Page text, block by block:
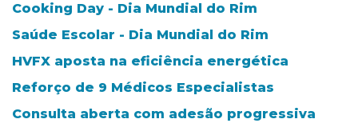
Cooking Day - Dia Mundial do Rim
Saúde Escolar - Dia Mundial do Rim
HVFX aposta na eficiência energética
Reforço de 9 Médicos Especialistas
Consulta aberta com adesão progressiva